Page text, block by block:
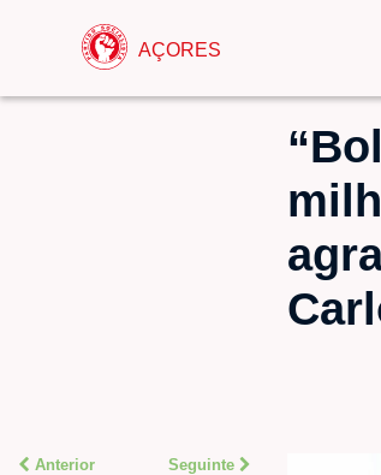
AÇORES
Anterior Seguinte